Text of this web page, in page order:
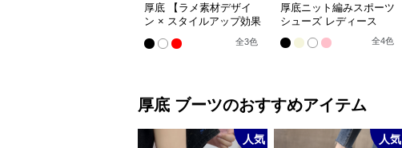
厚底 【ラメ素材デザイ
ン × スタイルアップ効果
ザインスニーカー
全3色
厚底ニット編みスポーツ
シューズ レディース
全4色
厚底 ブーツのおすすめアイテム
人気 人気